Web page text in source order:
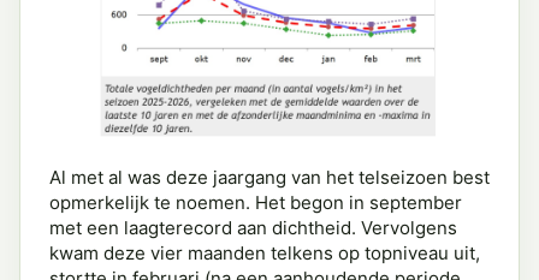
Al met al was deze jaargang van het telseizoen best
opmerkelijk te noemen. Het begon in september
met een laagterecord aan dichtheid. Vervolgens
kwam deze vier maanden telkens op topniveau uit,